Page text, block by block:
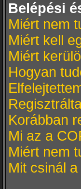
Belépési
Miért nem
Miért kell
Miért
Hogyan
Korábban
Mi az a
Miért nem
Mit csinál